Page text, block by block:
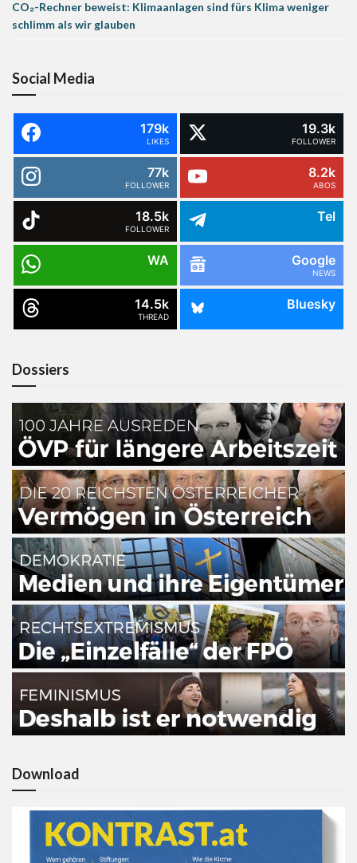
CO₂-Rechner beweist: Klimaanlagen sind fürs Klima weniger
schlimm als wir glauben
Social Media
179k
LIKES
19.3k
FOLLOWER
77k
FOLLOWER
8.2k
ABOS
18.5k
FOLLOWER
Tel
WA Google
NEWS
14.5k
THREAD
Bluesky
Dossiers
Download